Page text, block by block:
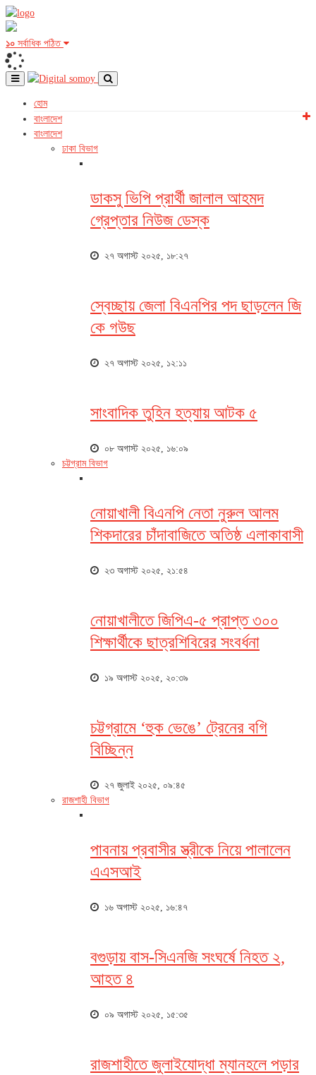
১০ সর্বাধিক পঠিত
হোম
বাংলাদেশ
বাংলাদেশ
ঢাকা বিভাগ
ডাকসু ভিপি প্রার্থী জালাল আহমদ
গ্রেপ্তার নিউজ ডেস্ক
২৭ অগাস্ট ২০২৫, ১৮:২৭
স্বেচ্ছায় জেলা বিএনপির পদ ছাড়লেন জি
কে গউছ
২৭ অগাস্ট ২০২৫, ১২:১১
সাংবাদিক তুহিন হত্যায় আটক ৫
০৮ অগাস্ট ২০২৫, ১৬:০৯
চট্টগ্রাম বিভাগ
নোয়াখালী বিএনপি নেতা নুরুল আলম
শিকদারের চাঁদাবাজিতে অতিষ্ঠ এলাকাবাসী
২৩ অগাস্ট ২০২৫, ২১:৫৪
নোয়াখালীতে জিপিএ-৫ প্রাপ্ত ৩০০
শিক্ষার্থীকে ছাত্রশিবিরের সংবর্ধনা
১৯ অগাস্ট ২০২৫, ২০:৩৯
চট্টগ্রামে ‘হুক ভেঙে’ ট্রেনের বগি
বিচ্ছিন্ন
২৭ জুলাই ২০২৫, ০৯:৪৫
রাজশাহী বিভাগ
পাবনায় প্রবাসীর স্ত্রীকে নিয়ে পালালেন
এএসআই
১৬ অগাস্ট ২০২৫, ১৬:৪৭
বগুড়ায় বাস-সিএনজি সংঘর্ষে নিহত ২,
আহত ৪
০৯ অগাস্ট ২০২৫, ১৫:৩৫
রাজশাহীতে জুলাইযোদ্ধা ম্যানহলে পড়ার